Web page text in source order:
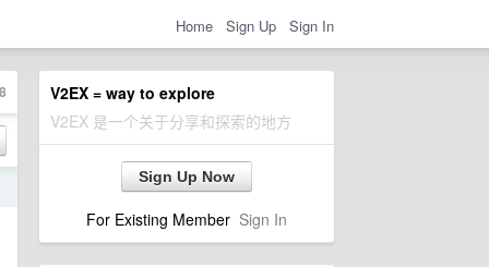
Home Sign Up Sign In
V2EX = way to explore
V2EX 是一个关于分享和探索的地方
Sign Up Now
For Existing Member Sign In